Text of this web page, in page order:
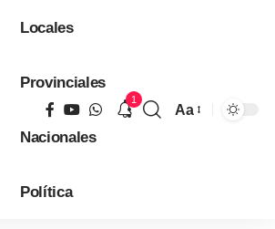
Locales
Provinciales
Nacionales
Política
1
Aa